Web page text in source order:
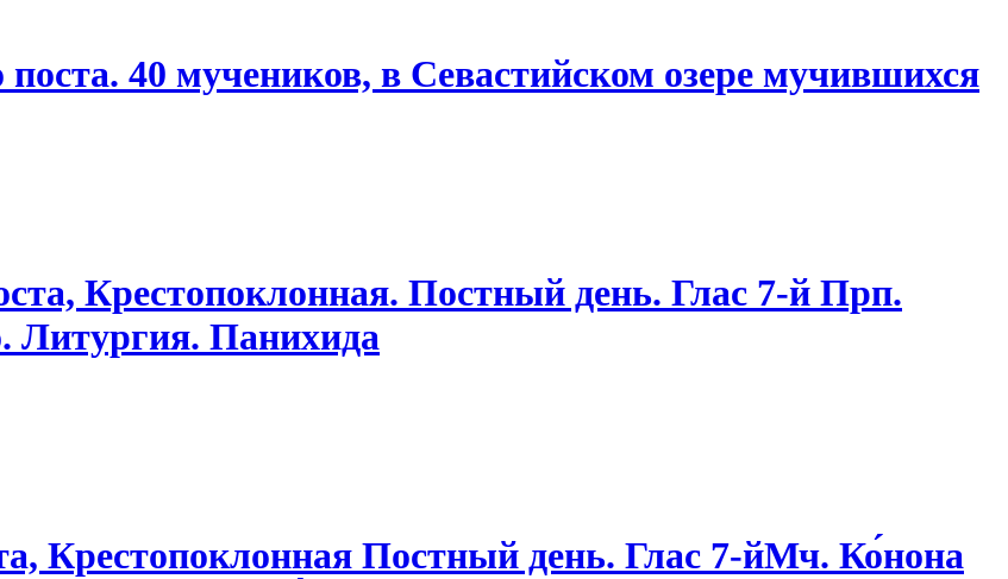
40 мучеников, в Севастийском озере мучившихся
Крестопоклонная. Постный день. Глас 7-й Прп.
Литургия. Панихида
Крестопоклонная Постный день. Глас 7-йМч. Ко́нона